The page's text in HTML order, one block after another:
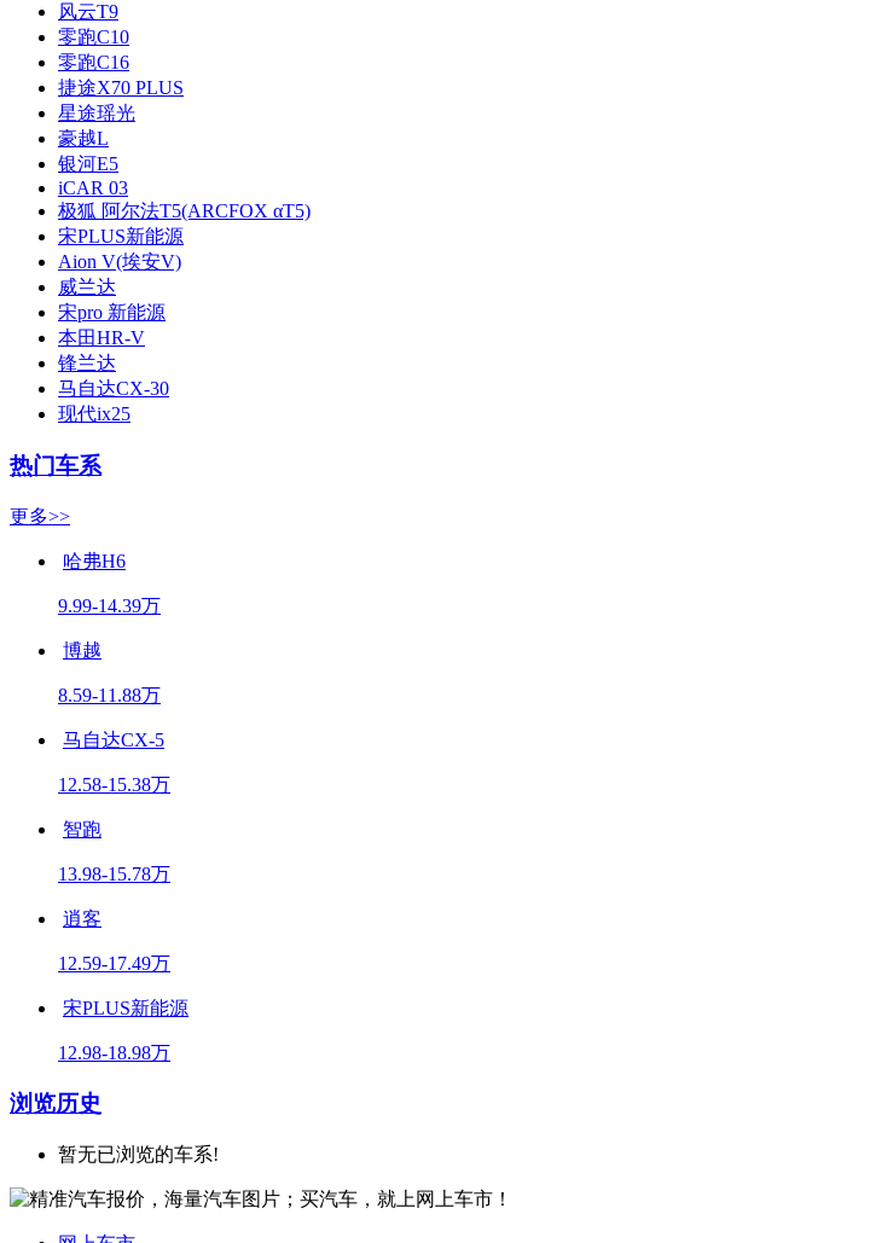
风云T9
零跑C10
零跑C16
捷途X70 PLUS
星途瑶光
豪越L
银河E5
iCAR 03
极狐 阿尔法T5(ARCFOX αT5)
宋PLUS新能源
Aion V(埃安V)
威兰达
宋pro 新能源
本田HR-V
锋兰达
马自达CX-30
现代ix25
热门车系
更多>>
哈弗H6
9.99-14.39万
博越
8.59-11.88万
马自达CX-5
12.58-15.38万
智跑
13.98-15.78万
逍客
12.59-17.49万
宋PLUS新能源
12.98-18.98万
浏览历史
暂无已浏览的车系!